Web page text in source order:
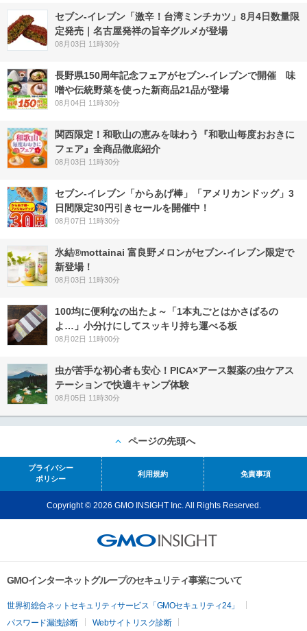
セブン-イレブン「激辛！台湾ミンチカツ」8月4日数量限
定発売｜名古屋発祥の旨辛グルメが登場
08月03日 11時30分
長野県150周年記念フェアがセブン-イレブンで開催 味
噌や伝統野菜を使った新商品21品が登場
08月04日 11時30分
関西限定！和歌山の恵みを味わう『和歌山毎度おおきに
フェア』全商品徹底紹介
08月03日 11時30分
セブン‐イレブン「からあげ棒」「アメリカンドッグ」3
日間限定30円引きセールを開催中！
08月07日 11時30分
氷結®mottainai 富良野メロンがセブン‐イレブン限定で
新登場！
08月03日 11時30分
100均に便利なの出たよ～「1本丸ごとはかさばるの
よ…」小分けにしてスッキリ持ち運べる板
08月02日 11時00分
虫が苦手な初心者も安心！PICA×アース製薬の虫ケアス
テーションで快適キャンプ体験
08月05日 11時30分
ページの先頭へ
プライバシー
ポリシー
利用規約 免責事項
Copyright © 2026 GMO INSIGHT Inc. All Rights Reserved.
GMOインターネットグループのセキュリティ事業について
世界初総合ネットセキュリティサービス「GMOセキュリティ24」
パスワード漏洩診断
Webサイトリスク診断